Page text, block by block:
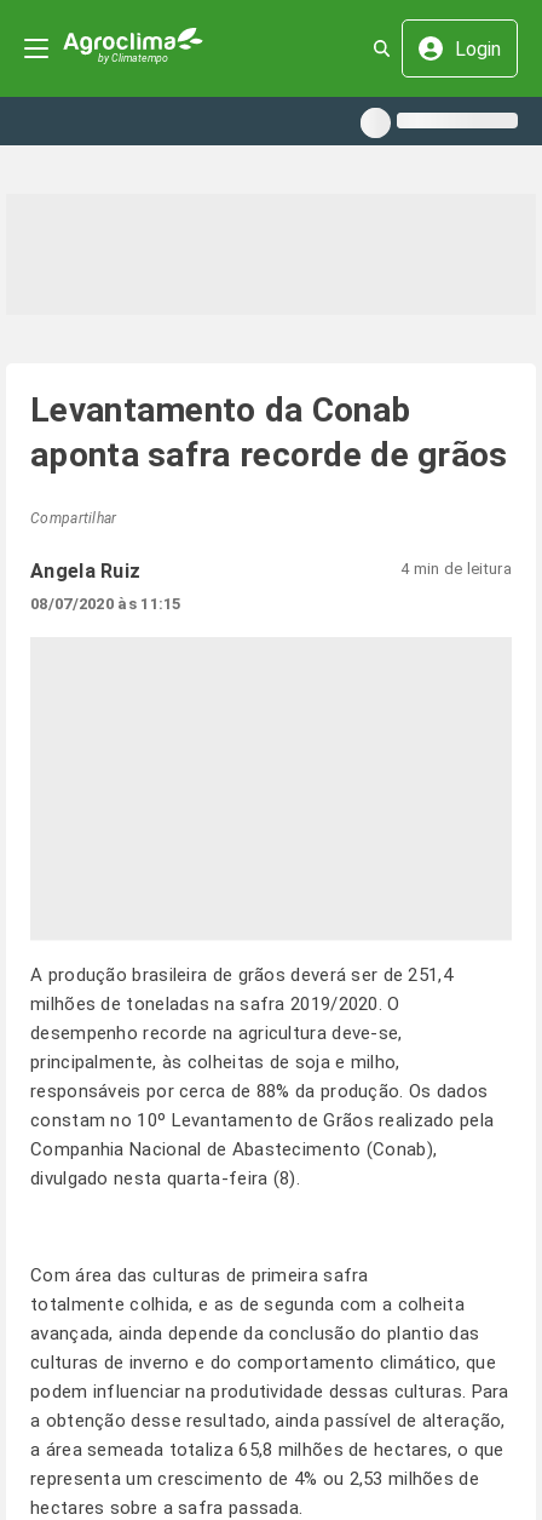
Login
Levantamento da Conab
aponta safra recorde de grãos
Compartilhar
Angela Ruiz
08/07/2020 às 11:15
4 min de leitura
A produção brasileira de grãos deverá ser de 251,4
milhões de toneladas na safra 2019/2020. O
desempenho recorde na agricultura deve-se,
principalmente, às colheitas de soja e milho,
responsáveis por cerca de 88% da produção. Os dados
constam no 10º Levantamento de Grãos realizado pela
Companhia Nacional de Abastecimento (Conab),
divulgado nesta quarta-feira (8).
Com área das culturas de primeira safra
totalmente colhida, e as de segunda com a colheita
avançada, ainda depende da conclusão do plantio das
culturas de inverno e do comportamento climático, que
podem influenciar na produtividade dessas culturas. Para
a obtenção desse resultado, ainda passível de alteração,
a área semeada totaliza 65,8 milhões de hectares, o que
representa um crescimento de 4% ou 2,53 milhões de
hectares sobre a safra passada.